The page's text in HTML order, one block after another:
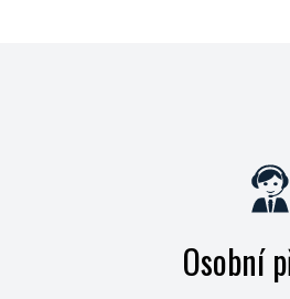
Osobní